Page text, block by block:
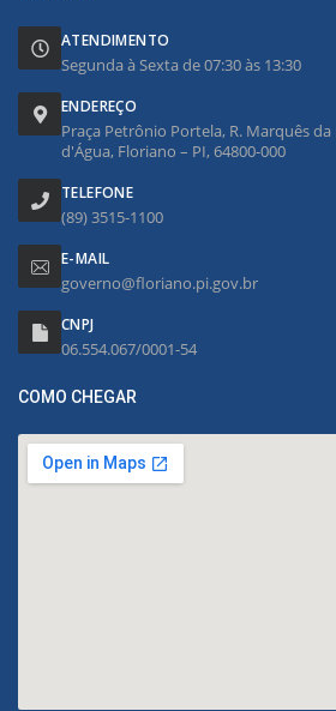
ATENDIMENTO
Segunda à Sexta de 07:30 às 13:30
ENDEREÇO
Praça Petrônio Portela, R. Marquês da
d'Água, Floriano – PI, 64800-000
TELEFONE
(89) 3515-1100
E-MAIL
governo@floriano.pi.gov.br
CNPJ
06.554.067/0001-54
COMO CHEGAR